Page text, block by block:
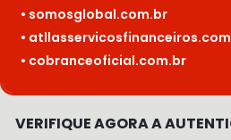
• somosglobal.com.br
• atllasservicosfinanceiros.com
• cobranceoficial.com.br
VERIFIQUE AGORA A